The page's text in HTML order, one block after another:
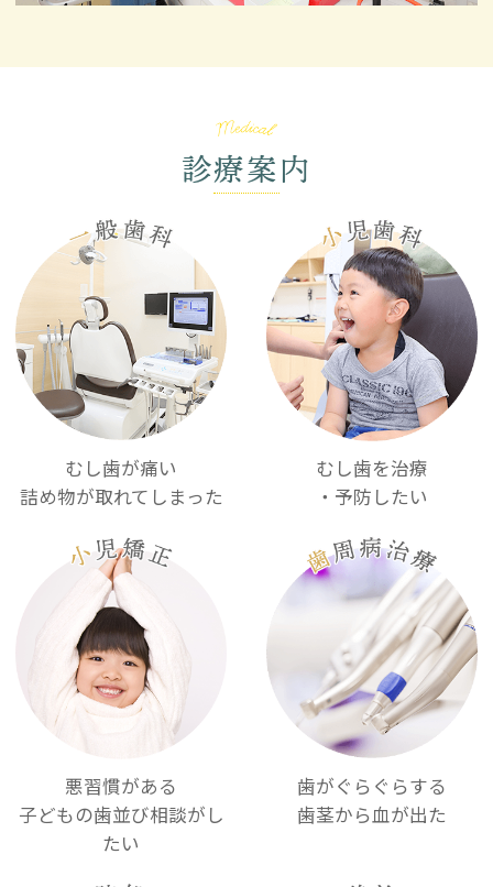
診療案内
むし歯が痛い
詰め物が取れてしまった
むし歯を治療
・予防したい
悪習慣がある
子どもの歯並び相談がし
たい
歯がぐらぐらする
歯茎から血が出た